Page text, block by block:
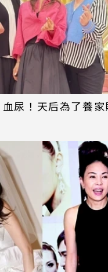
尿！天后為了養